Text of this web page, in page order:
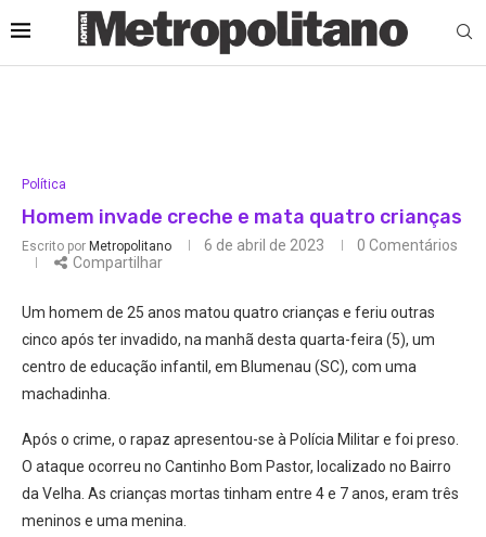
Política
Homem invade creche e mata quatro crianças
Escrito por Metropolitano 6 de abril de 2023
0 Comentários
Compartilhar
Um homem de 25 anos matou quatro crianças e feriu outras
cinco após ter invadido, na manhã desta quarta-feira (5), um
centro de educação infantil, em Blumenau (SC), com uma
machadinha.
Após o crime, o rapaz apresentou-se à Polícia Militar e foi preso.
O ataque ocorreu no Cantinho Bom Pastor, localizado no Bairro
da Velha. As crianças mortas tinham entre 4 e 7 anos, eram três
meninos e uma menina.